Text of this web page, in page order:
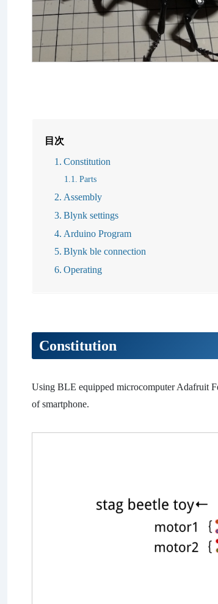
目次
Constitution
Parts
Assembly
Blynk settings
Arduino Program
Blynk ble connection
Operating
Constitution
Using BLE equipped microcomputer Adafruit
of smartphone.